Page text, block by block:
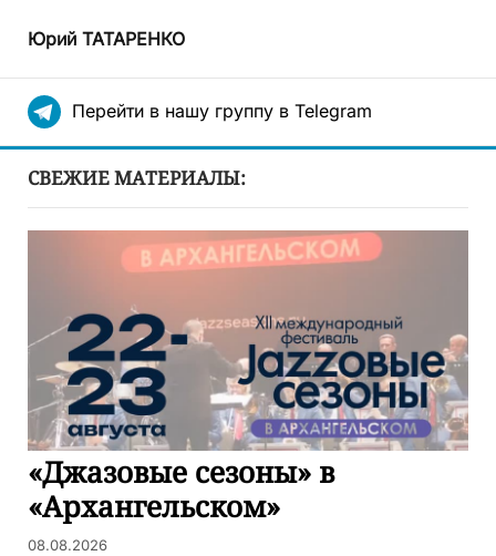
Юрий ТАТАРЕНКО
Перейти в нашу группу в Telegram
СВЕЖИЕ МАТЕРИАЛЫ:
«Джазовые сезоны» в
«Архангельском»
08.08.2026